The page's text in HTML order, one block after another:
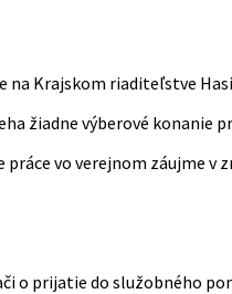
na Krajskom riaditeľstve
žiadne výberové konanie
práce vo verejnom záujme v
o prijatie do služobného